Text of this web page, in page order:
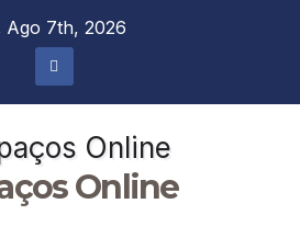
Ago 7th, 2026
Online